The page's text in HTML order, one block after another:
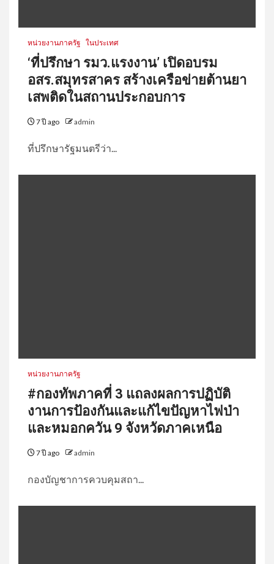
หน่วยงานภาครัฐ ในประเทศ
‘ที่ปรึกษา รมว.แรงงาน’ เปิดอบรม
อสร.สมุทรสาคร สร้างเครือข่ายต้านยา
เสพติดในสถานประกอบการ
7 ปี ago admin
ที่ปรึกษารัฐมนตรีว่า...
หน่วยงานภาครัฐ
#กองทัพภาคที่ 3 แถลงผลการปฏิบัติ
งานการป้องกันและแก้ไขปัญหาไฟป่า
และหมอกควัน 9 จังหวัดภาคเหนือ
7 ปี ago admin
กองบัญชาการควบคุมสถา...